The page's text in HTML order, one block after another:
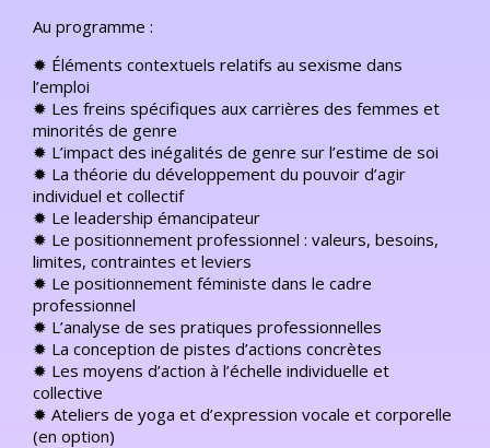
Au programme :
✹ Éléments contextuels relatifs au sexisme dans
l’emploi
✹ Les freins spécifiques aux carrières des femmes et
minorités de genre
✹ L’impact des inégalités de genre sur l’estime de soi
✹ La théorie du développement du pouvoir d’agir
individuel et collectif
✹ Le leadership émancipateur
✹ Le positionnement professionnel : valeurs, besoins,
limites, contraintes et leviers
✹ Le positionnement féministe dans le cadre
professionnel
✹ L’analyse de ses pratiques professionnelles
✹ La conception de pistes d’actions concrètes
✹ Les moyens d’action à l’échelle individuelle et
collective
✹ Ateliers de yoga et d’expression vocale et corporelle
(en option)